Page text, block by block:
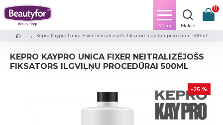
0
Kepro Kaypro Unica Fixer neitralizējošs fiksators ilgviļņu procedūrai 500ml
KEPRO KAYPRO UNICA FIXER NEITRALIZĒJOŠS
FIKSATORS ILGVIĻŅU PROCEDŪRAI 500ML
-25 %